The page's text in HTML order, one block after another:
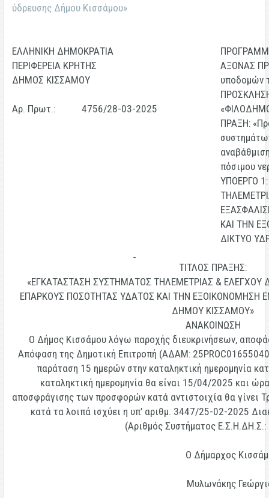
ύδρευσης Δήμου Κισσάμου»
ΕΛΛΗΝΙΚΗ ΔΗΜΟΚΡΑΤΙΑ
ΠΕΡΙΦΕΡΕΙΑ ΚΡΗΤΗΣ
ΔΗΜΟΣ ΚΙΣΣΑΜΟΥ
Αρ. Πρωτ.: 4756/28-03-2025
ΑΞΟΝΑΣ
υποδομών
ΠΡΑΞΗ:
πόσιμου
ΥΠΟΕΡΓΟ
ΚΑΙ ΤΗΝ
ΔΙΚΤΥΟ
ΤΙΤΛΟΣ ΠΡΑΞΗΣ:
«ΕΓΚΑΤΑΣΤΑΣΗ ΣΥΣΤΗΜΑΤΟΣ ΤΗΛΕΜΕΤΡΙΑΣ & ΕΛΕΓΧΟΥ
ΕΠΑΡΚΟΥΣ ΠΟΣΟΤΗΤΑΣ ΥΔΑΤΟΣ ΚΑΙ ΤΗΝ ΕΞΟΙΚΟΝΟΜΗΣΗ
ΔΗΜΟΥ ΚΙΣΣΑΜΟΥ»
ΑΝΑΚΟΙΝΩΣΗ
Ο Δήμος Κισσάμου λόγω παροχής διευκρινήσεων,
Απόφαση της Δημοτική Επιτροπή (ΑΔΑΜ:
παράταση 15 ημερών στην καταληκτική ημερομηνία
καταληκτική ημερομηνία θα είναι 15/04/2025 και
αποσφράγισης των προσφορών κατά αντιστοιχία θα γίνει
κατά τα λοιπά ισχύει η υπ’ αριθμ. 3447/25-02-2025
(Αριθμός Συστήματος
Ο Δήμαρχος
Μυλωνάκης